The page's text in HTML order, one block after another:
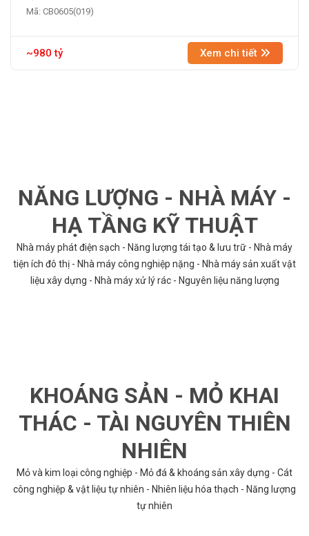
Mã: CB0605(019)
~980 tỷ Xem chi tiết
NĂNG LƯỢNG - NHÀ MÁY -
HẠ TẦNG KỸ THUẬT
Nhà máy phát điện sạch - Năng lượng tái tạo & lưu trữ - Nhà máy
tiện ích đô thị - Nhà máy công nghiệp nặng - Nhà máy sản xuất vật
liệu xây dựng - Nhà máy xử lý rác - Nguyên liệu năng lượng
KHOÁNG SẢN - MỎ KHAI
THÁC - TÀI NGUYÊN THIÊN
NHIÊN
Mỏ và kim loại công nghiệp - Mỏ đá & khoáng sản xây dựng - Cát
công nghiệp & vật liệu tự nhiên - Nhiên liệu hóa thạch - Năng lượng
tự nhiên